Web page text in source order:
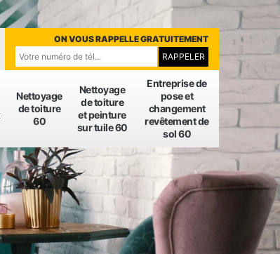
Nettoyage
de toiture
60
Nettoyage
de toiture
et peinture
sur tuile 60
Entreprise de
pose et
changement
revêtement de
sol 60
ON VOUS RAPPELLE GRATUITEMENT